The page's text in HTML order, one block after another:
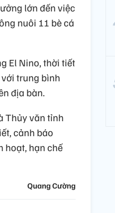
lớn đến việc
nuôi 11 bè cá
El Nino, thời tiết
trung bình
địa bàn.
Thủy văn tỉnh
cảnh báo
hoạt, hạn chế
Quang Cường